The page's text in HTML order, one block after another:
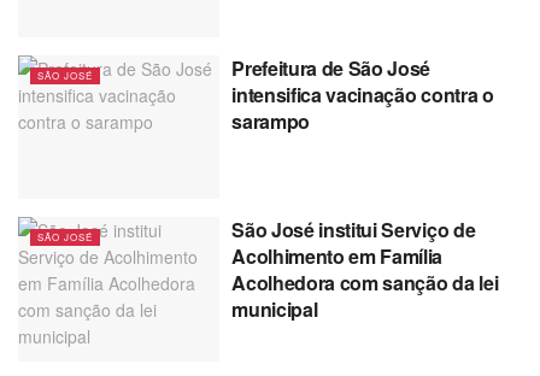
SÃO JOSÉ
Prefeitura de São José
intensifica vacinação contra o
sarampo
SÃO JOSÉ
São José institui Serviço de
Acolhimento em Família
Acolhedora com sanção da lei
municipal